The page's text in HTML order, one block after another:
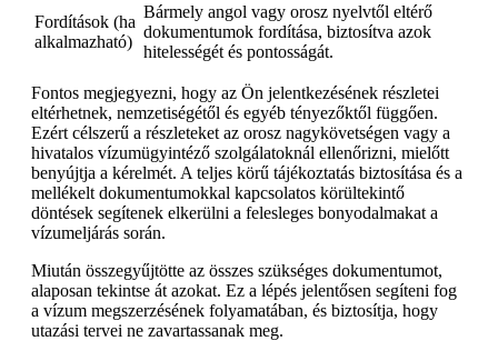
Fordítások (ha
alkalmazható)
Bármely angol vagy orosz nyelvtől eltérő
dokumentumok fordítása, biztosítva azok
hitelességét és pontosságát.
Fontos megjegyezni, hogy az Ön jelentkezésének részletei
eltérhetnek, nemzetiségétől és egyéb tényezőktől függően.
Ezért célszerű a részleteket az orosz nagykövetségen vagy a
hivatalos vízumügyintéző szolgálatoknál ellenőrizni, mielőtt
benyújtja a kérelmét. A teljes körű tájékoztatás biztosítása és a
mellékelt dokumentumokkal kapcsolatos körültekintő
döntések segítenek elkerülni a felesleges bonyodalmakat a
vízumeljárás során.
Miután összegyűjtötte az összes szükséges dokumentumot,
alaposan tekintse át azokat. Ez a lépés jelentősen segíteni fog
a vízum megszerzésének folyamatában, és biztosítja, hogy
utazási tervei ne zavartassanak meg.